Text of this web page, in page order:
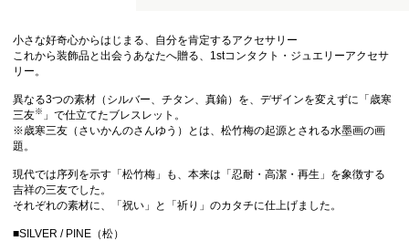
小さな好奇心からはじまる、自分を肯定するアクセサリー
これから装飾品と出会うあなたへ贈る、1stコンタクト・ジュエリーアクセサ
リー。
異なる3つの素材（シルバー、チタン、真鍮）を、デザインを変えずに「歳寒
三友※ 」で仕立てたブレスレット。
※歳寒三友（さいかんのさんゆう）とは、松竹梅の起源とされる水墨画の画
題。
現代では序列を示す「松竹梅」も、本来は「忍耐・高潔・再生」を象徴する
吉祥の三友でした。
それぞれの素材に、「祝い」と「祈り」のカタチに仕上げました。
■SILVER / PINE（松）